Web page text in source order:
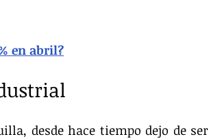
en abril?
desde hace tiempo dejo de ser